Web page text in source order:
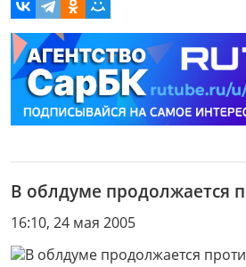
В облдуме продолжается
16:10, 24 мая 2005